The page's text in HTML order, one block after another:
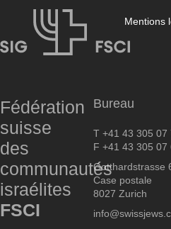
Mentions
Fédération
suisse
des
communautés
israélites
FSCI
Bureau
T +41 43 305 07
F +41 43 305 07
Gotthardstrasse
Case postale
8027 Zurich